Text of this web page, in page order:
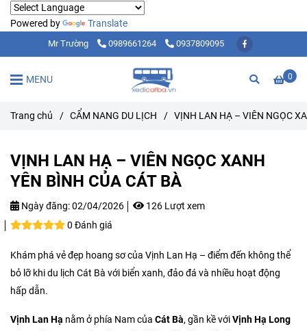
Powered by Translate
Mr Trường 0989661264 0937809095
0
MENU
Trang chủ / CẨM NANG DU LỊCH / VỊNH LAN HẠ – VIÊN NGỌC
VỊNH LAN HẠ – VIÊN NGỌC XANH
YÊN BÌNH CỦA CÁT BÀ
Ngày đăng:02/04/2026
126 Lượt xem
0 Đánh giá
Khám phá vẻ đẹp hoang sơ của Vịnh Lan Hạ – điểm đến không thể
bỏ lỡ khi du lịch Cát Bà với biển xanh, đảo đá và nhiều hoạt động
hấp dẫn.
Vịnh Lan Hạ nằm ở phía Nam của Cát Bà, gần kề vớiVịnh Hạ Long